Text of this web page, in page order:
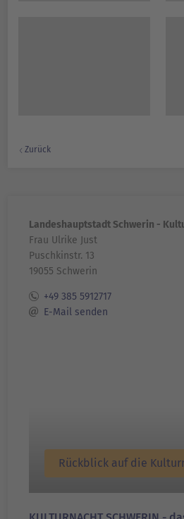
Zurück
Landeshauptstadt Schwerin -
Frau Ulrike Just
Puschkinstr. 13
19055 Schwerin
+49 385 5912717
E-Mail senden
Rückblick auf die